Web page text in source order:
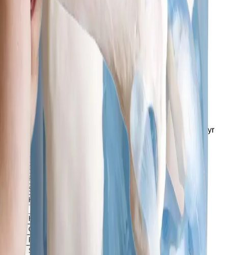
Forespørsel (
Legg til varianter og tilleggsutstyr
under produkter
Hjem
Om Exmed
Produkter
Support
Kontakt
Hjem
Om Exmed
Produkter
Support